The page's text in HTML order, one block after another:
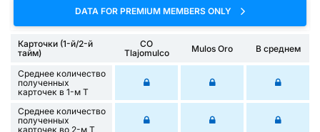
DATA FOR PREMIUM MEMBERS ONLY
Карточки (1-й/2-й
тайм)
CO
Tlajomulco
Mulos Oro В среднем
Среднее количество
полученных
карточек в 1-м Т
Среднее количество
полученных
карточек во 2-м Т